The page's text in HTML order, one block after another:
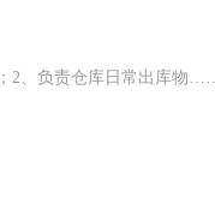
2、负责仓库日常出库物……